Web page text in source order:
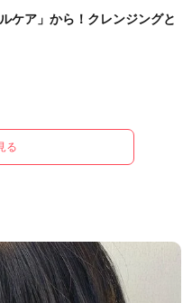
ケア」から！クレンジングと
る